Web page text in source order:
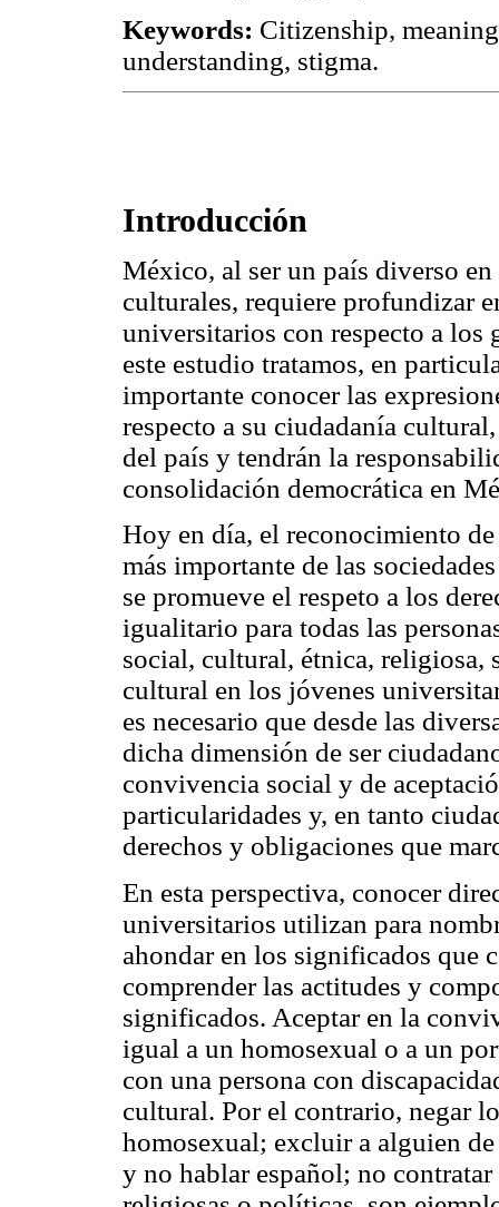
Keywords: Citizenship,
understanding, stigma.
Introducción
México, al ser un país diverso
culturales, requiere profundizar
universitarios con respecto a
este estudio tratamos, en
importante conocer las
respecto a su ciudadanía
del país y tendrán la
consolidación democrática en
Hoy en día, el reconocimiento
más importante de las
se promueve el respeto a los
igualitario para todas las
social, cultural, étnica, religiosa,
cultural en los jóvenes
es necesario que desde las
dicha dimensión de ser
convivencia social y de
particularidades y, en tanto
derechos y obligaciones que
En esta perspectiva, conocer
universitarios utilizan para
ahondar en los significados que
comprender las actitudes y
significados. Aceptar en la
igual a un homosexual o a un
con una persona con
cultural. Por el contrario, negar
homosexual; excluir a alguien
y no hablar español; no